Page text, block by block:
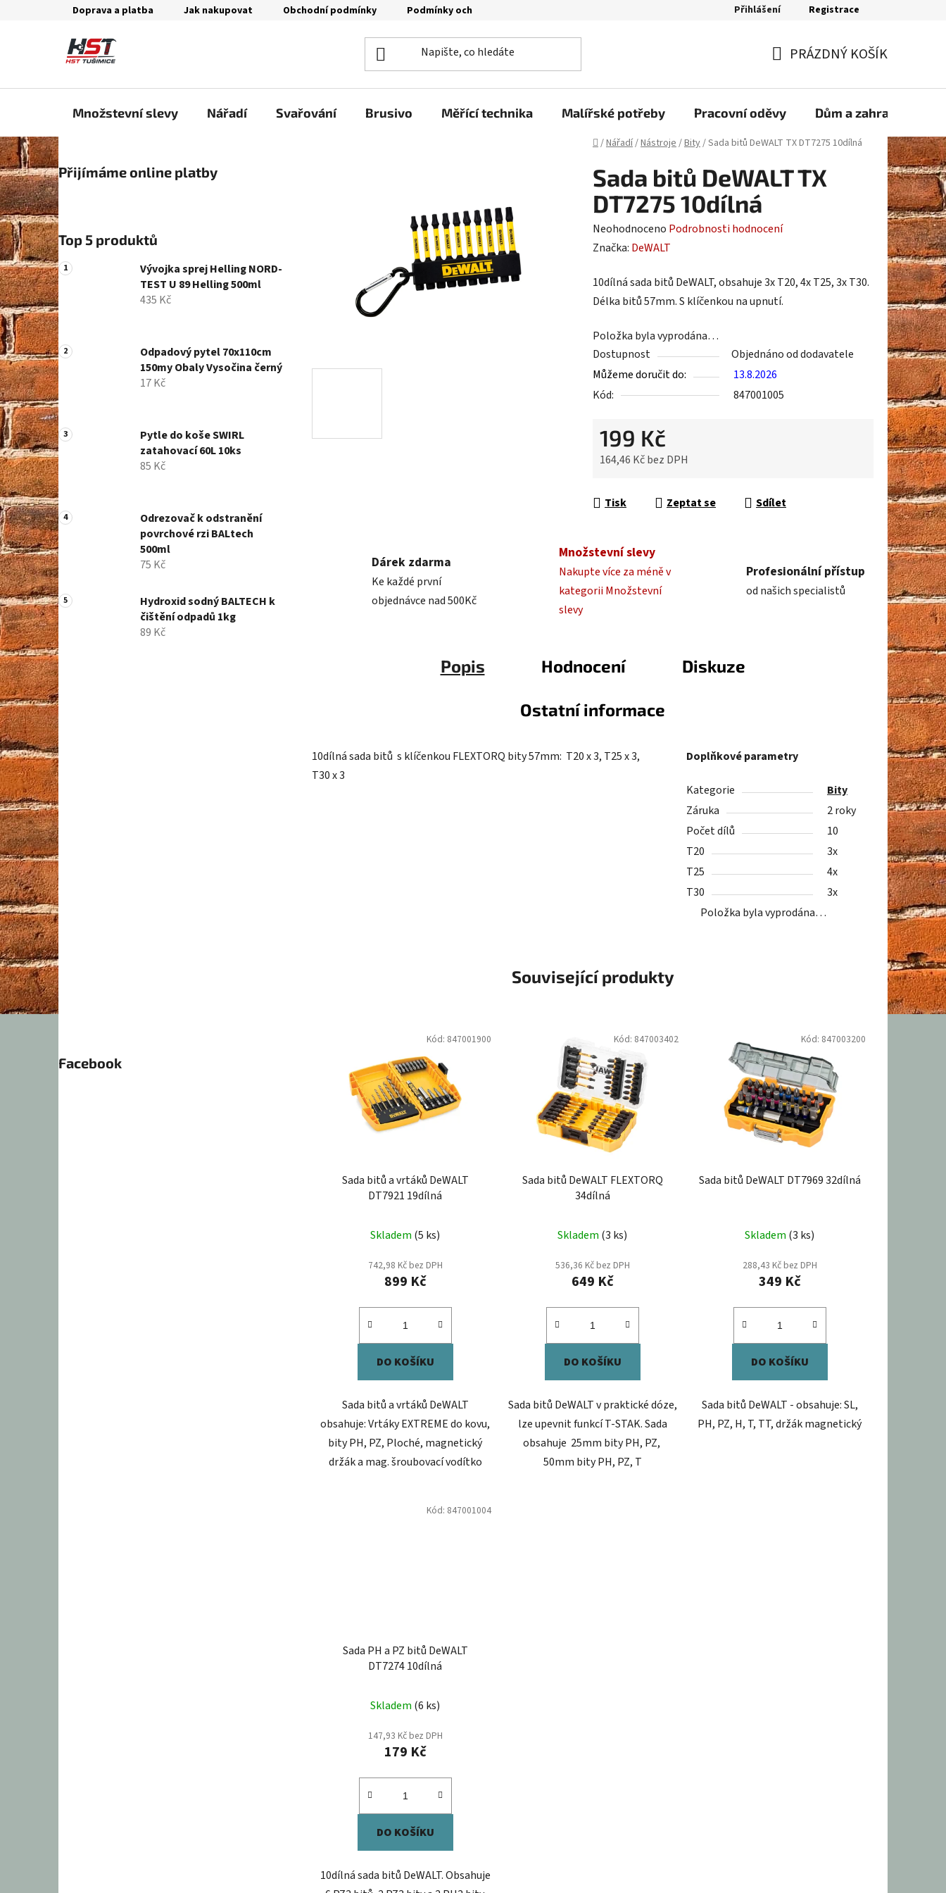
Doprava a platba Jak nakupovat Obchodní podmínky Podmínky ochrany osobních údajů Přihlášení Registrace
KOŠÍK
PRÁZDNÝ KOŠÍK
Množstevní slevy Nářadí Svařování Brusivo Měřící technika Malířské potřeby Pracovní oděvy Dům a zahrada
Domů
/Nářadí/Nástroje/Bity/Sada bitů DeWALT TX DT7275 10dílná
P
o
s
t
r
a
n
n
í
p
a
n
e
l
Přijímáme online platby
Top 5 produktů
Vývojka sprej Helling NORD-
TEST U 89 Helling 500ml
435 Kč
Odpadový pytel 70x110cm
150my Obaly Vysočina černý
17 Kč
Pytle do koše SWIRL
zatahovací 60L 10ks
85 Kč
Odrezovač k odstranění
povrchové rzi BALtech
500ml
75 Kč
Hydroxid sodný BALTECH k
čištění odpadů 1kg
89 Kč
Facebook
Sada bitů DeWALT TX
DT7275 10dílná
Průměrné
hodnocení
je
0,0
5
hvězdiček.
Neohodnoceno Podrobnosti hodnocení
Značka: DeWALT
10dílná sada bitů DeWALT, obsahuje 3x T20, 4x T25, 3x T30.
Délka bitů 57mm. S klíčenkou na upnutí.
Položka byla vyprodána…
Dostupnost
Objednáno od dodavatele
Můžeme doručit do:
13.8.2026
Kód:
847001005
199 Kč
164,46 Kč bez DPH
Tisk
Zeptat se Sdílet
Dárek zdarma
Ke každé první
objednávce nad 500Kč
Množstevní slevy
Nakupte více za méně v
kategorii Množstevní
slevy
Profesionální přístup
od našich specialistů
Popis Hodnocení Diskuze
Ostatní informace
10dílná sada bitů s klíčenkou FLEXTORQ bity 57mm: T20 x 3, T25 x 3,
T30 x 3
Doplňkové parametry
Kategorie
Bity
Záruka
2 roky
Počet dílů
10
T20
3x
T25
4x
T30
3x
Položka byla vyprodána…
Související produkty
Sada bitů a vrtáků DeWALT
DT7921 19dílná
Skladem (5 ks)
742,98 Kč bez DPH
899 Kč
DO KOŠÍKU
Sada bitů a vrtáků DeWALT
obsahuje: Vrtáky EXTREME do kovu,
bity PH, PZ, Ploché, magnetický
držák a mag. šroubovací vodítko
Kód: 847001900
Sada bitů DeWALT FLEXTORQ
34dílná
Skladem (3 ks)
536,36 Kč bez DPH
649 Kč
DO KOŠÍKU
Sada bitů DeWALT v praktické dóze,
lze upevnit funkcí T-STAK. Sada
obsahuje 25mm bity PH, PZ,
50mm bity PH, PZ, T
Kód: 847003402
Sada bitů DeWALT DT7969 32dílná
Skladem (3 ks)
288,43 Kč bez DPH
349 Kč
DO KOŠÍKU
Sada bitů DeWALT - obsahuje: SL,
PH, PZ, H, T, TT, držák magnetický
Kód: 847003200
Sada PH a PZ bitů DeWALT
DT7274 10dílná
Skladem (6 ks)
147,93 Kč bez DPH
179 Kč
DO KOŠÍKU
10dílná sada bitů DeWALT. Obsahuje
Kód: 847001004